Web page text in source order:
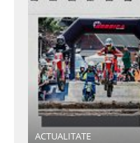
ACTUALITATE